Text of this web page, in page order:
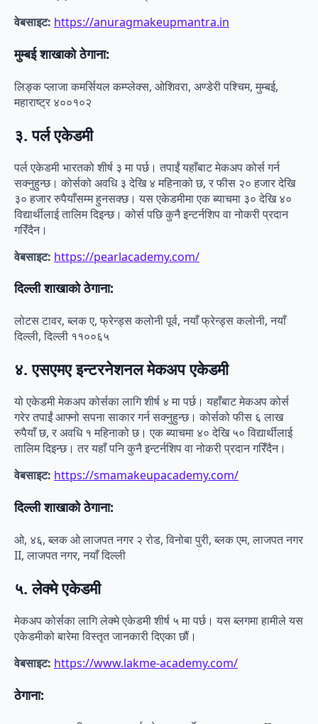
वेबसाइट: https://anuragmakeupmantra.in
मुम्बई शाखाको ठेगाना:
लिङ्क प्लाजा कमर्सियल कम्प्लेक्स, ओशिवरा, अण्डेरी पश्चिम, मुम्बई,
महाराष्ट्र ४००१०२
३. पर्ल एकेडमी
पर्ल एकेडमी भारतको शीर्ष ३ मा पर्छ। तपाईं यहाँबाट मेकअप कोर्स गर्न
सक्नुहुन्छ। कोर्सको अवधि ३ देखि ४ महिनाको छ, र फीस २० हजार देखि
३० हजार रुपैयाँसम्म हुनसक्छ। यस एकेडमीमा एक ब्याचमा ३० देखि ४०
विद्यार्थीलाई तालिम दिइन्छ। कोर्स पछि कुनै इन्टर्नशिप वा नोकरी प्रदान
गरिँदैन।
वेबसाइट: https://pearlacademy.com/
दिल्ली शाखाको ठेगाना:
लोटस टावर, ब्लक ए, फ्रेन्ड्स कलोनी पूर्व, नयाँ फ्रेन्ड्स कलोनी, नयाँ
दिल्ली, दिल्ली ११००६५
४. एसएमए इन्टरनेशनल मेकअप एकेडमी
यो एकेडमी मेकअप कोर्सका लागि शीर्ष ४ मा पर्छ। यहाँबाट मेकअप कोर्स
गरेर तपाईं आफ्नो सपना साकार गर्न सक्नुहुन्छ। कोर्सको फीस ६ लाख
रुपैयाँ छ, र अवधि १ महिनाको छ। एक ब्याचमा ४० देखि ५० विद्यार्थीलाई
तालिम दिइन्छ। तर यहाँ पनि कुनै इन्टर्नशिप वा नोकरी प्रदान गरिँदैन।
वेबसाइट: https://smamakeupacademy.com/
दिल्ली शाखाको ठेगाना:
ओ, ४६, ब्लक ओ लाजपत नगर २ रोड, विनोबा पुरी, ब्लक एम, लाजपत नगर
II, लाजपत नगर, नयाँ दिल्ली
५. लेक्मे एकेडमी
मेकअप कोर्सका लागि लेक्मे एकेडमी शीर्ष ५ मा पर्छ। यस ब्लगमा हामीले यस
एकेडमीको बारेमा विस्तृत जानकारी दिएका छौं।
वेबसाइट: https://www.lakme-academy.com/
ठेगाना: